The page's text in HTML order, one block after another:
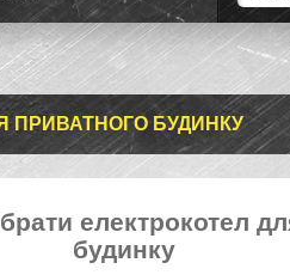
ПРИВАТНОГО БУДИНКУ
електрокотел
будинку